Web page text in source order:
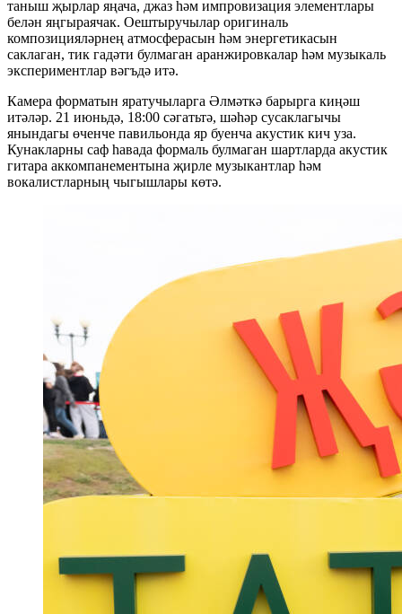
таныш җырлар яңача, джаз һәм импровизация элементлары
белән яңгыраячак. Оештыручылар оригиналь
композицияләрнең атмосферасын һәм энергетикасын
саклаган, тик гадәти булмаган аранжировкалар һәм музыкаль
экспериментлар вәгъдә итә.
Камера форматын яратучыларга Әлмәткә барырга киңәш
итәләр. 21 июньдә, 18:00 сәгатьтә, шәһәр сусаклагычы
янындагы өченче павильонда яр буенча акустик кич уза.
Кунакларны саф һавада формаль булмаган шартларда акустик
гитара аккомпанементына җирле музыкантлар һәм
вокалистларның чыгышлары көтә.